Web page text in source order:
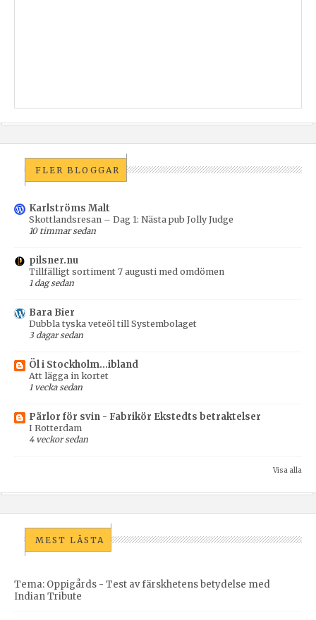
FLER BLOGGAR
Karlströms Malt
Skottlandsresan – Dag 1: Nästa pub Jolly Judge
10 timmar sedan
pilsner.nu
Tillfälligt sortiment 7 augusti med omdömen
1 dag sedan
Bara Bier
Dubbla tyska veteöl till Systembolaget
3 dagar sedan
Öl i Stockholm...ibland
Att lägga in kortet
1 vecka sedan
Pärlor för svin - Fabrikör Ekstedts betraktelser
I Rotterdam
4 veckor sedan
Visa alla
MEST LÄSTA
Tema: Oppigårds - Test av färskhetens betydelse med
Indian Tribute